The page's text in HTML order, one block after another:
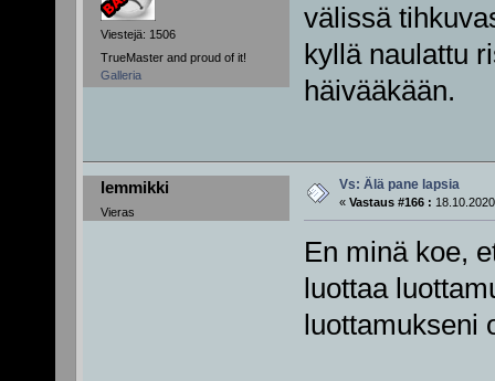
Viestejä: 1506
TrueMaster and proud of it!
Galleria
välissä
kyllä naulattu
häivääkään.
lemmikki
Vieras
Vs: Älä pane lapsia
« Vastaus #166 :
En minä koe,
luottaa
luottamukseni